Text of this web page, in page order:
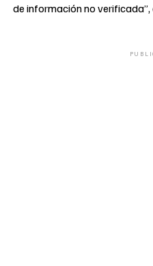
de información no